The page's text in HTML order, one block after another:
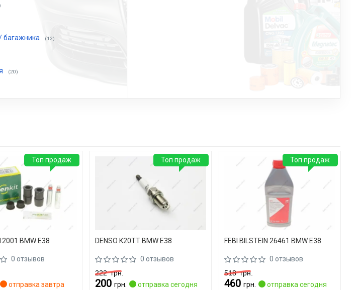
багажника (12)
(20)
BMW E38
0 отзывов
отправка завтра
Топ продаж
DENSO K20TT BMW E38
0 отзывов
222грн.
200 грн.
отправка сегодня
Топ продаж
FEBI BILSTEIN 26461 BMW E38
0 отзывов
518грн.
460 грн.
отправка сегодня
Топ продаж